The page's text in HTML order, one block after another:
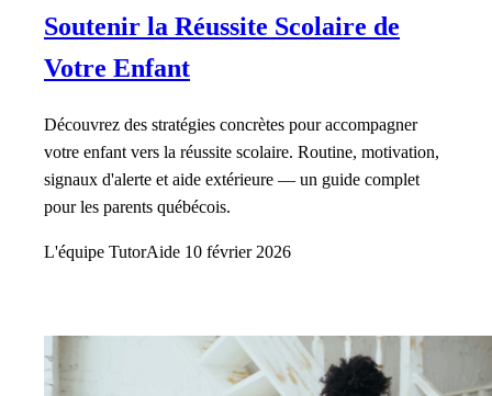
Soutenir la Réussite Scolaire de
Votre Enfant
Découvrez des stratégies concrètes pour accompagner
votre enfant vers la réussite scolaire. Routine, motivation,
signaux d'alerte et aide extérieure — un guide complet
pour les parents québécois.
L'équipe TutorAide 10 février 2026